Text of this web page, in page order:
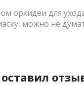
орхидеи для
можно не